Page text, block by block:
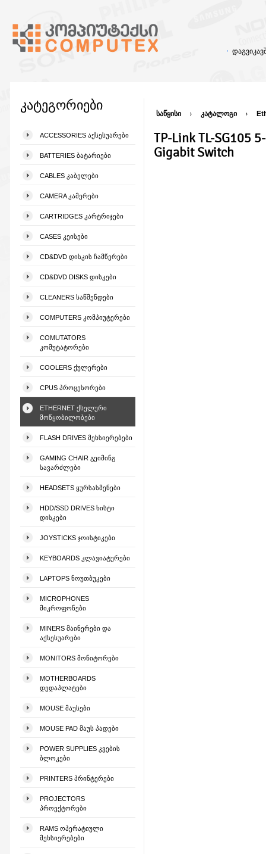
კატეგორიები
ACCESSORIES ᲐᲥᲡᲔᲡᲣᲐᲠᲔᲑᲘ
BATTERIES ᲑᲐᲢᲐᲠᲘᲔᲑᲘ
CABLES ᲙᲐᲑᲔᲚᲔᲑᲘ
CAMERA ᲙᲐᲛᲔᲠᲔᲑᲘ
CARTRIDGES ᲙᲐᲠᲢᲠᲘᲯᲔᲑᲘ
CASES ᲙᲔᲘᲡᲔᲑᲘ
CD&DVD ᲓᲘᲡᲙᲘᲡ ᲩᲐᲛᲬᲔᲠᲔᲑᲘ
CD&DVD DISKS ᲓᲘᲡᲙᲔᲑᲘ
CLEANERS ᲡᲐᲬᲛᲔᲜᲓᲔᲑᲘ
COMPUTERS ᲙᲝᲛᲞᲘᲣᲢᲔᲠᲔᲑᲘ
COMUTATORS
ᲙᲝᲛᲣᲢᲐᲢᲝᲠᲔᲑᲘ
COOLERS ᲥᲣᲚᲔᲠᲔᲑᲘ
CPUS ᲞᲠᲝᲪᲔᲡᲝᲠᲔᲑᲘ
ETHERNET ᲥᲡᲔᲚᲣᲠᲘ
ᲛᲝᲬᲧᲝᲑᲘᲚᲝᲑᲔᲑᲘ
FLASH DRIVES ᲛᲔᲮᲡᲘᲔᲠᲔᲑᲔᲑᲘ
GAMING CHAIR ᲒᲔᲘᲛᲘᲜᲒ
ᲡᲐᲕᲐᲠᲫᲚᲔᲑᲘ
HEADSETS ᲧᲣᲠᲡᲐᲡᲛᲔᲜᲔᲑᲘ
HDD/SSD DRIVES ᲮᲘᲡᲢᲘ
ᲓᲘᲡᲙᲔᲑᲘ
JOYSTICKS ᲯᲝᲘᲡᲢᲘᲙᲔᲑᲘ
KEYBOARDS ᲙᲚᲐᲕᲘᲐᲢᲣᲠᲔᲑᲘ
LAPTOPS ᲜᲝᲣᲗᲑᲣᲙᲔᲑᲘ
MICROPHONES
ᲛᲘᲙᲠᲝᲤᲝᲜᲔᲑᲘ
MINERS ᲛᲐᲘᲜᲔᲠᲔᲑᲘ ᲓᲐ
ᲐᲥᲡᲔᲡᲣᲐᲠᲔᲑᲘ
MONITORS ᲛᲝᲜᲘᲢᲝᲠᲔᲑᲘ
MOTHERBOARDS
ᲓᲔᲓᲐᲞᲚᲐᲢᲔᲑᲘ
MOUSE ᲛᲐᲣᲡᲔᲑᲘ
MOUSE PAD ᲛᲐᲣᲡ ᲞᲐᲓᲔᲑᲘ
POWER SUPPLIES ᲙᲕᲔᲑᲘᲡ
ᲑᲚᲝᲙᲔᲑᲘ
PRINTERS ᲞᲠᲘᲜᲢᲔᲠᲔᲑᲘ
PROJECTORS
ᲞᲠᲝᲔᲥᲢᲝᲠᲔᲑᲘ
RAMS ᲝᲞᲔᲠᲐᲢᲘᲣᲚᲘ
ᲛᲔᲮᲡᲘᲔᲠᲔᲑᲔᲑᲘ
საწყისი კატალოგი
TP-Link TL-SG105
Gigabit Switch